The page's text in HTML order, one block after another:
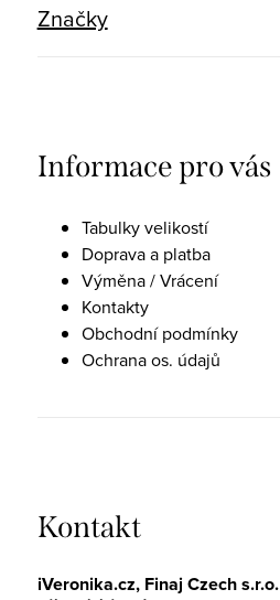
Značky
Informace pro vás
Tabulky velikostí
Doprava a platba
Výměna / Vrácení
Kontakty
Obchodní podmínky
Ochrana os. údajů
Kontakt
iVeronika.cz, Finaj Czech s.r.o.